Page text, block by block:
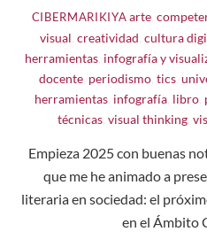
CIBERMARIKIYA arte ,
visual creatividad cultura
herramientas, infografía y
docente, periodismo, tics,
herramientas infografía libro
técnicas, visual thinking,
Empieza 2025 con buenas
que me he animado a
literaria en sociedad: el
en el Ámbito